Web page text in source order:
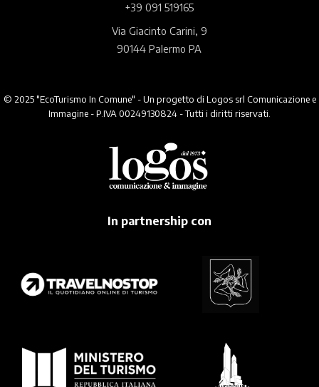
+39 091 519165
Via Giacinto Carini, 9
90144 Palermo PA
© 2025 "EcoTurismo In Comune" - Un progetto di Logos srl Comunicazione e
Immagine - P.IVA 00249130824 - Tutti i diritti riservati.
In partnership con